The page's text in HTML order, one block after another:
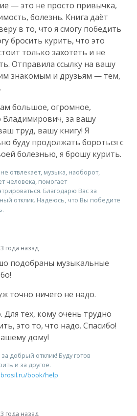
— это не просто привычка,
болезнь. Книга даёт
в то, что я смогу победить
бросить курить, что это
только захотеть и не
Отправила ссылку на вашу
знакомым и друзьям — тем,
большое, огромное,
за вашу
труд, вашу книгу! Я
буду продолжать бороться с
болезнью, я брошу курить.
отвлекает, музыка, наоборот,
человека, помогает
Благодарю Вас за
отклик. Надеюсь, что Вы победите
года назад
подобраны музыкальные
точно ничего не надо.
тех, кому очень трудно
это то, что надо. Спасибо!
дому!
добрый отклик! Буду готов
и за другое.
book/help
года назад